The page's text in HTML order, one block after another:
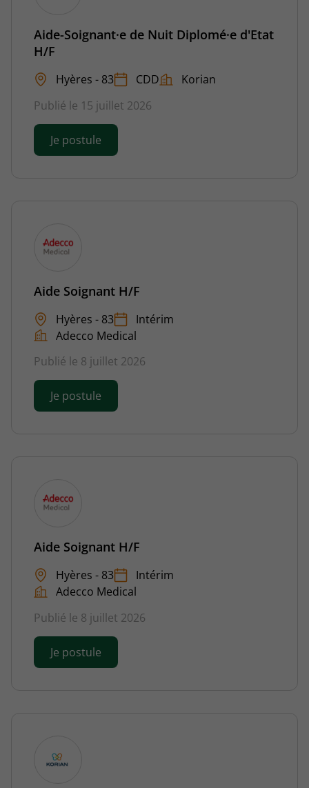
Aide-Soignant·e de Nuit Diplomé·e d'Etat
H/F
Hyères - 83 CDD
Korian
Publié le 15 juillet 2026
Je postule
Aide Soignant H/F
Hyères - 83
Intérim
Adecco Medical
Publié le 8 juillet 2026
Je postule
Aide Soignant H/F
Hyères - 83
Intérim
Adecco Medical
Publié le 8 juillet 2026
Je postule